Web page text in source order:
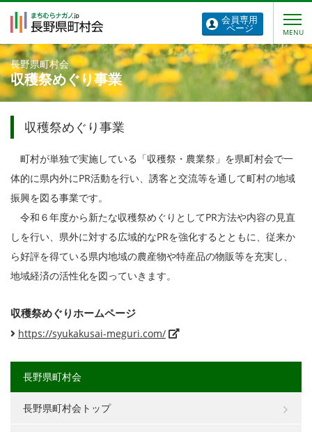
会員専用
ページ
長野県町村会
収穫祭めぐり事業
収穫祭めぐり事業
町村が単独で実施している「収穫祭・農業祭」を県町村会で一
体的に県内外にPR活動を行い、誘客と交流等を通して町村の地域
振興を図る事業です。
令和６年度から新たな収穫祭めぐりとしてPR方法や内容の見直
しを行い、県外に対する広域的なPRを強化するとともに、従来か
ら好評を得ている県内地域の農産物や特産品の物販等を充実し、
地域経済の活性化を図っていきます。
収穫祭めぐりホームページ
https://syukakusai-meguri.com/
長野県町村会
長野県町村会トップ